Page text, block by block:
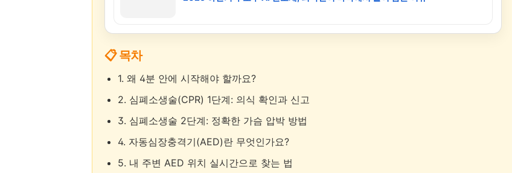
📋 목차
1. 왜 4분 안에 시작해야 할까요?
2. 심폐소생술(CPR) 1단계: 의식 확인과 신고
3. 심폐소생술 2단계: 정확한 가슴 압박 방법
4. 자동심장충격기(AED)란 무엇인가요?
5. 내 주변 AED 위치 실시간으로 찾는 법